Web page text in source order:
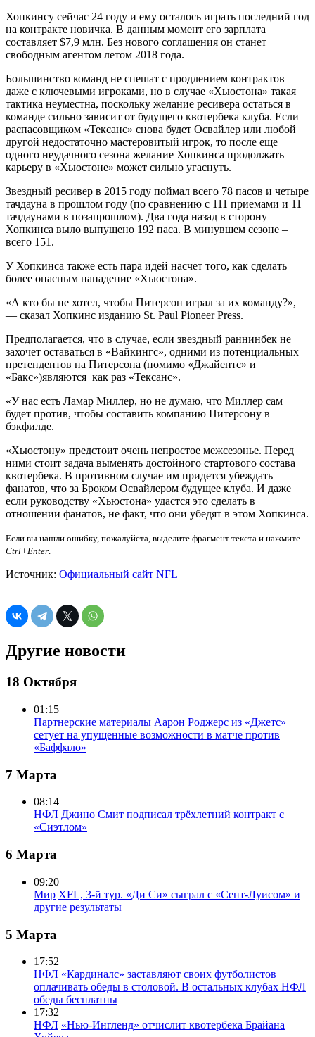
Хопкинсу сейчас 24 году и ему осталось играть последний год
на контракте новичка. В данным момент его зарплата
составляет $7,9 млн. Без нового соглашения он станет
свободным агентом летом 2018 года.
Большинство команд не спешат с продлением контрактов
даже с ключевыми игроками, но в случае «Хьюстона» такая
тактика неуместна, поскольку желание ресивера остаться в
команде сильно зависит от будущего квотербека клуба. Если
распасовщиком «Тексанс» снова будет Освайлер или любой
другой недостаточно мастеровитый игрок, то после еще
одного неудачного сезона желание Хопкинса продолжать
карьеру в «Хьюстоне» может сильно угаснуть.
Звездный ресивер в 2015 году поймал всего 78 пасов и четыре
тачдауна в прошлом году (по сравнению с 111 приемами и 11
тачдаунами в позапрошлом). Два года назад в сторону
Хопкинса выло выпущено 192 паса. В минувшем сезоне –
всего 151.
У Хопкинса также есть пара идей насчет того, как сделать
более опасным нападение «Хьюстона».
«А кто бы не хотел, чтобы Питерсон играл за их команду?»,
— сказал Хопкинс изданию St. Paul Pioneer Press.
Предполагается, что в случае, если звездный раннинбек не
захочет оставаться в «Вайкингс», одними из потенциальных
претендентов на Питерсона (помимо «Джайентс» и
«Бакс»)являются как раз «Тексанс».
«У нас есть Ламар Миллер, но не думаю, что Миллер сам
будет против, чтобы составить компанию Питерсону в
бэкфилде.
«Хьюстону» предстоит очень непростое межсезонье. Перед
ними стоит задача выменять достойного стартового состава
квотербека. В противном случае им придется убеждать
фанатов, что за Броком Освайлером будущее клуба. И даже
если руководству «Хьюстона» удастся это сделать в
отношении фанатов, не факт, что они убедят в этом Хопкинса.
Если вы нашли ошибку, пожалуйста, выделите фрагмент текста и нажмите
Ctrl+Enter.
Источник: Официальный сайт NFL
Другие новости
18 Октября
01:15
Партнерские материалы Аарон Роджерс из «Джетс»
сетует на упущенные возможности в матче против
«Баффало»
7 Марта
08:14
НФЛ Джино Смит подписал трёхлетний контракт с
«Сиэтлом»
6 Марта
09:20
Мир XFL, 3-й тур. «Ди Си» сыграл с «Сент-Луисом» и
другие результаты
5 Марта
17:52
НФЛ «Кардиналс» заставляют своих футболистов
оплачивать обеды в столовой. В остальных клубах НФЛ
обеды бесплатны
17:32
НФЛ «Нью-Ингленд» отчислит квотербека Брайана